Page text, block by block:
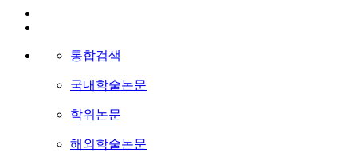
통합검색
국내학술논문
학위논문
해외학술논문